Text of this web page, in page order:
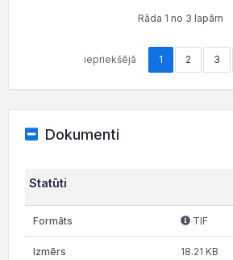
Rāda 1 no 3 lapām
iepriekšējā 1 2 3
Dokumenti
Statūti
TIF
18.21 KB